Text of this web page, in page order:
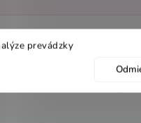
prevádzky
Vďaka zúženému